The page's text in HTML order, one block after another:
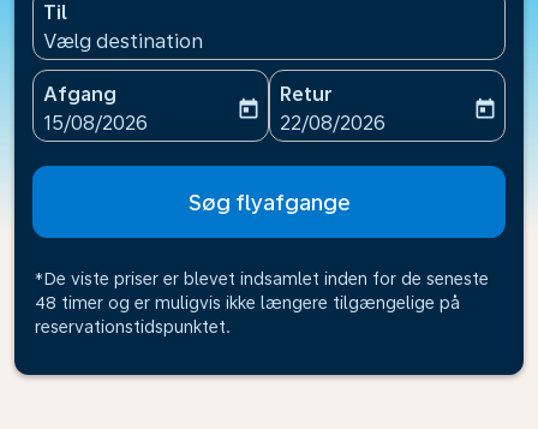
Til
Vælg destination
Afgang
fc-booking-departure-date-aria-label
15/08/2026
today
Retur
fc-booking-return-date-
22/08/2026
today
Søg flyafgange
*De viste priser er blevet indsamlet inden for de seneste
48 timer og er muligvis ikke længere tilgængelige på
reservationstidspunktet.